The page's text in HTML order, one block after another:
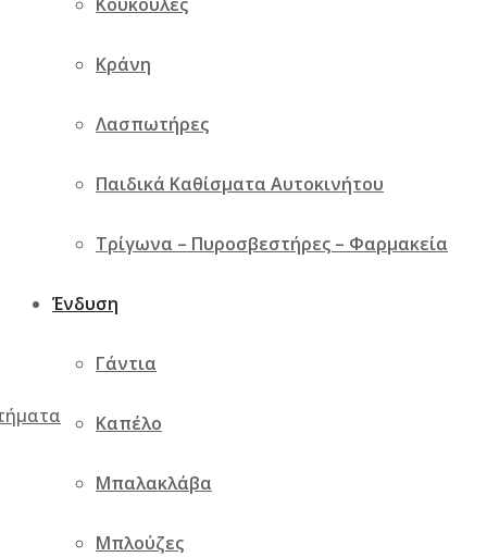
Κράνη
Λασπωτήρες
Παιδικά Καθίσματα Αυτοκινήτου
Τρίγωνα – Πυροσβεστήρες – Φαρμακεία
Ένδυση
Γάντια
Καπέλο
Μπαλακλάβα
Μπλούζες